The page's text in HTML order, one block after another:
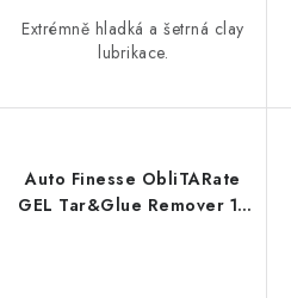
Extrémně hladká a šetrná clay
lubrikace.
Auto Finesse ObliTARate
GEL Tar&Glue Remover 1L